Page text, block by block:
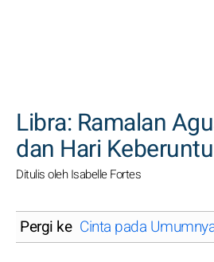
Libra: Ramalan
dan Hari
Ditulis oleh Isabelle Fortes
Pergi ke Cinta pada